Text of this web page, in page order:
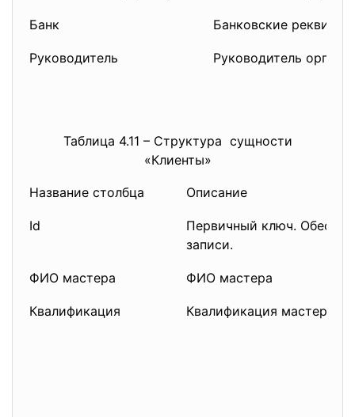
Банк Банковские
Руководитель Руководитель
Таблица 4.11 – Структура сущности
«Клиенты»
Название столбца Описание
Id
Первичный ключ.
записи.
ФИО мастера ФИО мастера
Квалификация Квалификация мастера